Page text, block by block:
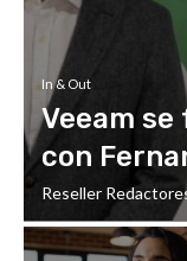
In & Out
Veeam
con
Reseller